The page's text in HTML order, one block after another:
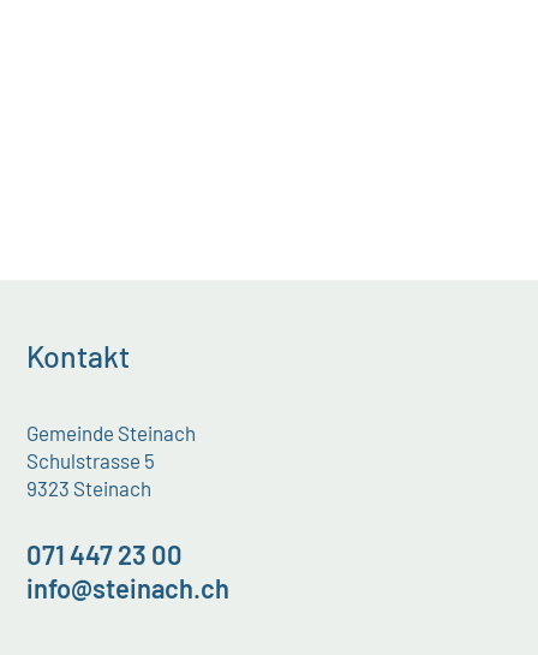
Kontakt
Gemeinde Steinach
Schulstrasse 5
9323 Steinach
071 447 23 00
info@steinach.ch